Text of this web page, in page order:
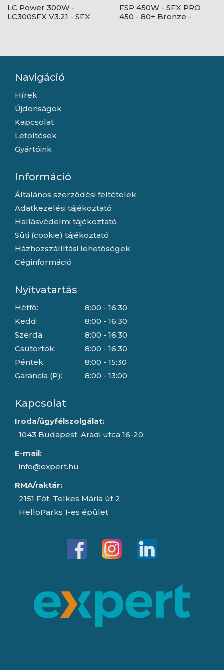
LC Power 300W -
LC300SFX V3.21 - SFX
FSP 450W - SFX PRO
450 - 80+ Bronze -
Navigáció
Hírek
Újdonságok
Kapcsolat
Letöltések
Gyártóink
Információ
Általános szerződési feltételek
Adatkezelési tájékoztató
Hallásvédelmi tájékoztató
Süti (cookie) tájékoztató
Házhozszállítási lehetőségek
Céginformáció
Nyitvatartás
Hétfő:
Kedd:
Szerda:
Csütörtök:
Péntek:
Garancia (P):
8:00 - 16:30
8:00 - 16:30
8:00 - 16:30
8:00 - 16:30
8:00 - 15:30
8:00 - 13:00
Kapcsolat
Iroda/ügyfélszolgálat:
1043 Budapest, Aradi utca 16-20.
E-mail:
info@expert.hu
RMA/raktár:
2151 Fót, Telkes Mária út 2.
HelloParks 1-es épület